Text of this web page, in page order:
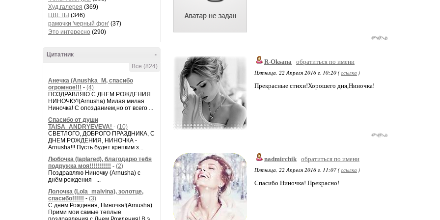
Худ.галерея (369)
ЦВЕТЫ (346)
рамочки 'черный фон' (37)
Это интересно (290)
-
Цитатник
Все (824)
Анечка (Anushka_M, спасибо
огромное!!! - (4)
ПОЗДРАВЛЯЮ С ДНЕМ РОЖДЕНИЯ
НИНОЧКУ!(Arnusha) Милая милая
Ниночка! С опозданием,но от всего ...
Спасибо от души
TAISA_ANDRYEVEVA! - (10)
СВЕТЛОГО, ДОБРОГО ПРАЗДНИКА, С
ДНЕМ РОЖДЕНИЯ, НИНОЧКА -
Arnusha!!! Пусть будет крепким з...
Любочка (laplared), благодарю тебя
подружка моя!!!!!!!!!!! - (2)
Поздравляю Ниночку (Arnusha) с
днём рождения ...
Лолочка (Lola_malvina), золотце,
спасибо!!!!!! - (3)
С днём Рождения, Ниночка!(Аrnusha)
Прими мои самые теплые
R-Oksana
обратиться по имени
Пятница, 22 Апреля 2016 г. 10:20 (ссылка )
Прекрасные стихи!Хорошего дня,Ниночка!
nadmirchik обратиться по имени
Пятница, 22 Апреля 2016 г. 11:07 (ссылка )
Спасибо Ниночка! Прекрасно!